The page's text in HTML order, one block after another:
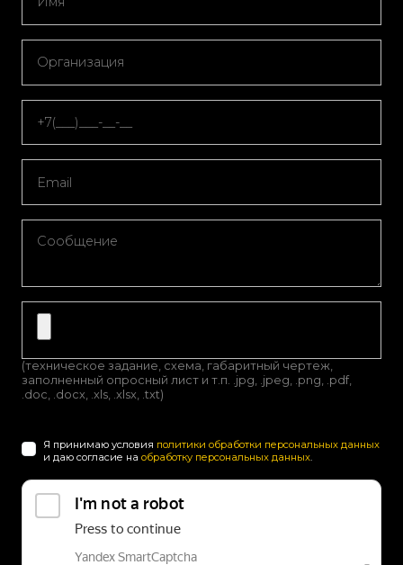
(техническое задание, схема, габаритный чертеж,
заполненный опросный лист и т.п. .jpg, .jpeg, .png, .pdf,
.doc, .docx, .xls, .xlsx, .txt)
Я принимаю условия политики обработки персональных данных
и даю согласие на обработку персональных данных